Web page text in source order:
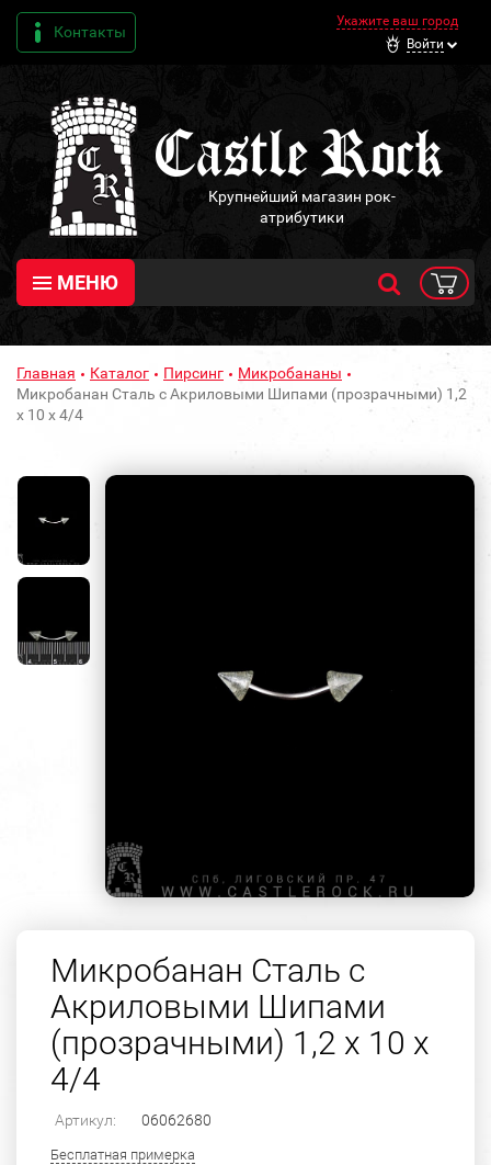
Контакты
Укажите ваш город
Войти
Крупнейший магазин рок-
атрибутики
МЕНЮ
Главная Каталог Пирсинг
Микробананы
Микробанан Сталь с Акриловыми Шипами (прозрачными) 1,2
х 10 х 4/4
Микробанан Сталь с
Акриловыми Шипами
(прозрачными) 1,2 х 10 х
4/4
Артикул: 06062680
Бесплатная примерка